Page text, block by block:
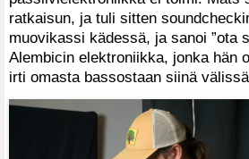
ratkaisun, ja tuli sitten
muovikassi kädessä, ja sanoi ”ota
Alembicin elektroniikka, jonka hän
irti omasta bassostaan siinä